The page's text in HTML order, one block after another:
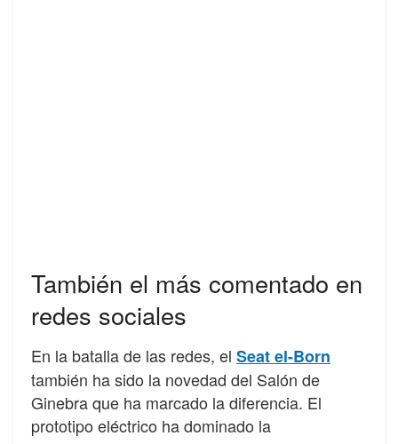
También el más comentado en
redes sociales
En la batalla de las redes, el Seat el-Born
también ha sido la novedad del Salón de
Ginebra que ha marcado la diferencia. El
prototipo eléctrico ha dominado la